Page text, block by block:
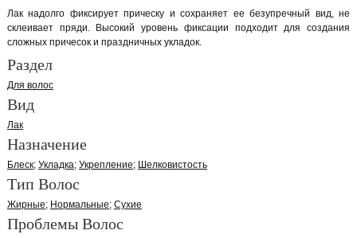
Лак надолго фиксирует прическу и сохраняет ее безупречный вид, не
склеивает пряди. Высокий уровень фиксации подходит для создания
сложных причесок и праздничных укладок.
Раздел
Для волос
Вид
Лак
Назначение
Блеск Укладка Укрепление Шелковистость
Тип Волос
Жирные Нормальные Сухие
Проблемы Волос